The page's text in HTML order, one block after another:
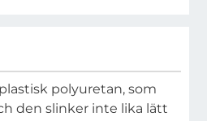
polyuretan, som
den slinker inte lika lätt